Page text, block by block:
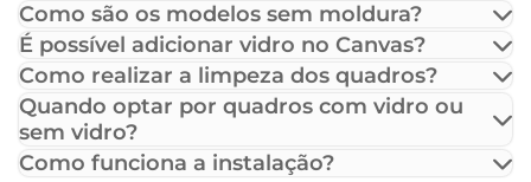
Como são os modelos sem moldura?
É possível adicionar vidro no Canvas?
Como realizar a limpeza dos quadros?
Quando optar por quadros com vidro ou
sem vidro?
Como funciona a instalação?